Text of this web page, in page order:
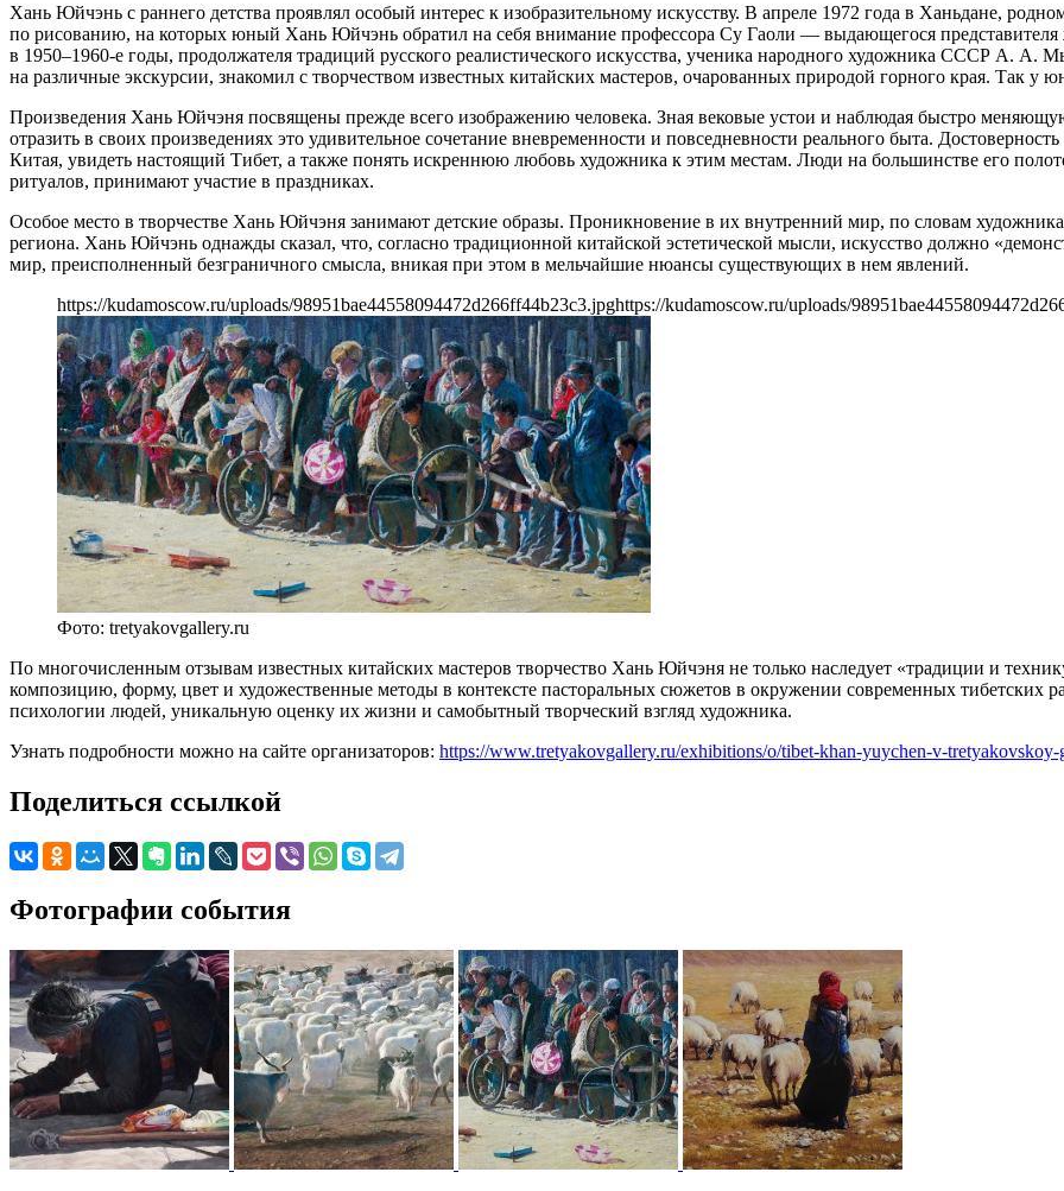
Хань Юйчэнь с раннего детства проявлял особый интерес к изобразительному искусству. В апреле 1972 года в Ханьдане,
по рисованию, на которых юный Хань Юйчэнь обратил на себя внимание профессора Су Гаоли — выдающегося
в 1950–1960-е годы, продолжателя традиций русского реалистического искусства, ученика народного художника СССР А. А.
на различные экскурсии, знакомил с творчеством известных китайских мастеров, очарованных природой горного края. Так у
Произведения Хань Юйчэня посвящены прежде всего изображению человека. Зная вековые устои и наблюдая быстро
отразить в своих произведениях это удивительное сочетание вневременности и повседневности реального быта.
Китая, увидеть настоящий Тибет, а также понять искреннюю любовь художника к этим местам. Люди на большинстве его
ритуалов, принимают участие в праздниках.
Особое место в творчестве Хань Юйчэня занимают детские образы. Проникновение в их внутренний мир, по словам
региона. Хань Юйчэнь однажды сказал, что, согласно традиционной китайской эстетической мысли, искусство должно
мир, преисполненный безграничного смысла, вникая при этом в мельчайшие нюансы существующих в нем явлений.
https://kudamoscow.ru/uploads/98951bae44558094472d266ff44b23c3.jpghttps://kudamoscow.ru/uploads/
Фото: tretyakovgallery.ru
По многочисленным отзывам известных китайских мастеров творчество Хань Юйчэня не только наследует «традиции и
композицию, форму, цвет и художественные методы в контексте пасторальных сюжетов в окружении современных тибетских
психологии людей, уникальную оценку их жизни и самобытный творческий взгляд художника.
Узнать подробности можно на сайте организаторов: https://www.tretyakovgallery.ru/exhibitions/o/tibet-khan-yuychen-v-tretyakovskoy-
Поделиться ссылкой
Фотографии события